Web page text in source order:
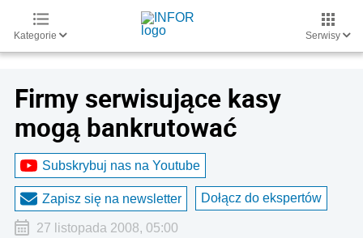
Kategorie Serwisy
Firmy serwisujące kasy
mogą bankrutować
Subskrybuj nas na Youtube
Zapisz się na newsletter Dołącz do ekspertów
27 listopada 2008, 05:00